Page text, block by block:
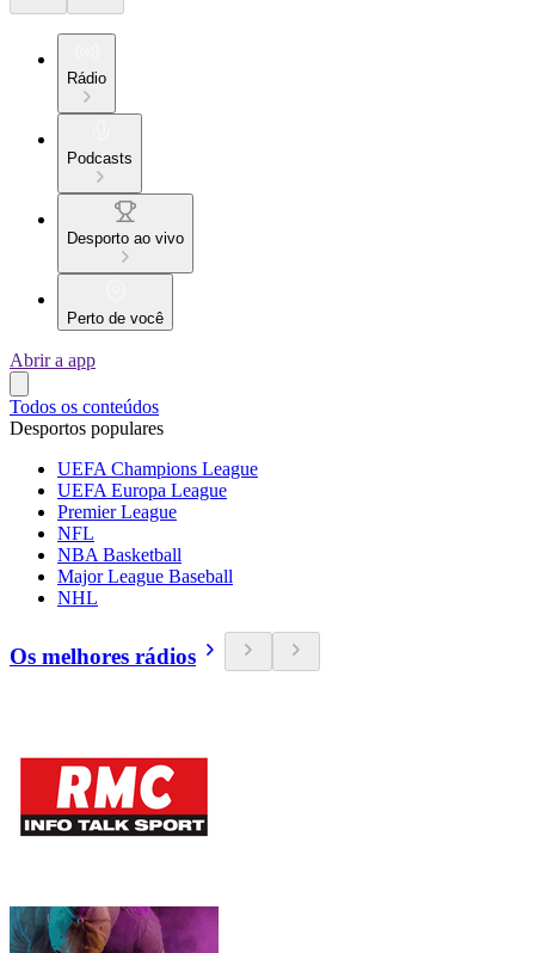
Rádio
Podcasts
Desporto ao vivo
Perto de você
Abrir a app
Todos os conteúdos
Desportos populares
UEFA Champions League
UEFA Europa League
Premier League
NFL
NBA Basketball
Major League Baseball
NHL
Os melhores rádios